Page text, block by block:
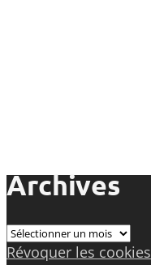
Archives
Archives
Révoquer les cookies